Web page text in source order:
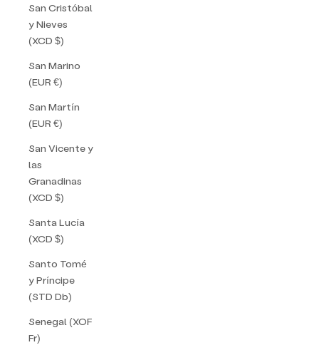
San Cristóbal
y Nieves
(XCD $)
San Marino
(EUR €)
San Martín
(EUR €)
San Vicente y
las
Granadinas
(XCD $)
Santa Lucía
(XCD $)
Santo Tomé
y Príncipe
(STD Db)
Senegal (XOF
Fr)